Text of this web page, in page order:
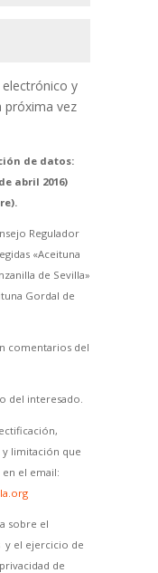
y
próxima vez
de datos:
abril 2016)
Regulador
«Aceituna
de Sevilla»
Gordal de
comentarios del
del interesado.
limitación que
el email:
sobre el
y el ejercicio de
de